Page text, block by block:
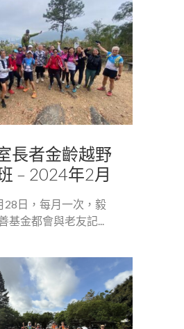
長者金齡越野
– 2024年2月
28日，每月一次，毅
基金都會與老友記...